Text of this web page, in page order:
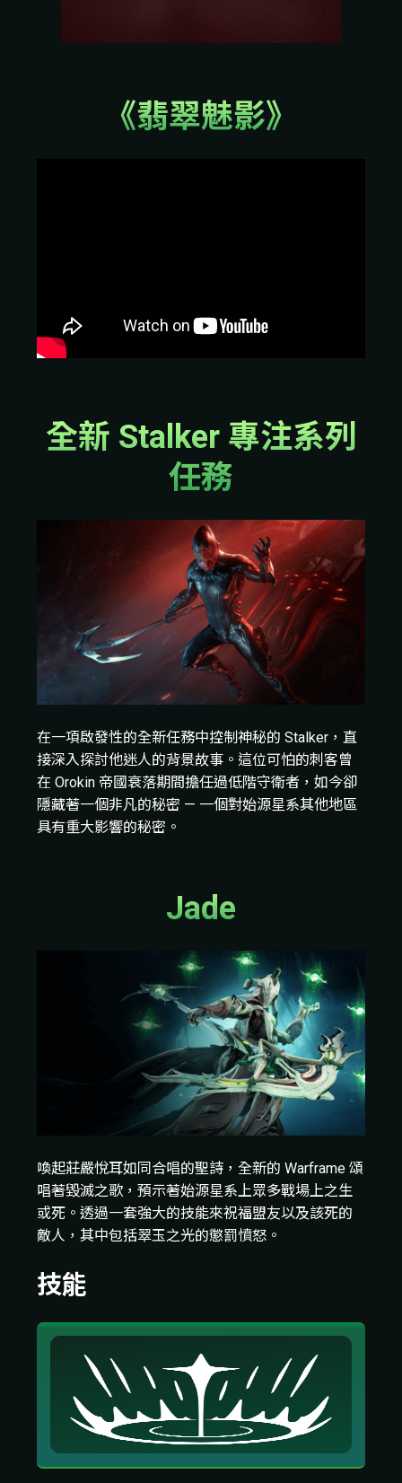
《翡翠魅影》
全新 Stalker 專注系列
任務
在一項啟發性的全新任務中控制神秘的 Stalker，直
接深入探討他迷人的背景故事。這位可怕的刺客曾
在 Orokin 帝國衰落期間擔任過低階守衛者，如今卻
隱藏著一個非凡的秘密 — 一個對始源星系其他地區
具有重大影響的秘密。
Jade
喚起莊嚴悅耳如同合唱的聖詩，全新的 Warframe 頌
唱著毀滅之歌，預示著始源星系上眾多戰場上之生
或死。透過一套強大的技能來祝福盟友以及該死的
敵人，其中包括翠玉之光的懲罰憤怒。
技能